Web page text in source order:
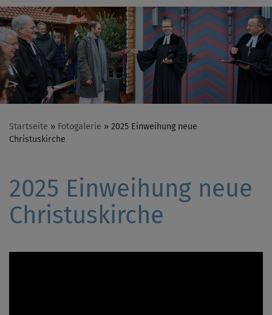
Startseite Fotogalerie
2025 Einweihung neue
Christuskirche
2025 Einweihung neue
Christuskirche